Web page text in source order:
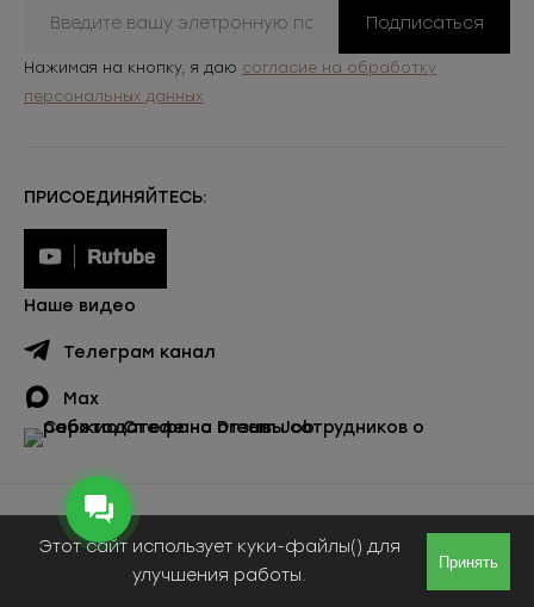
Подписаться
Нажимая на кнопку, я даю согласие на обработку
персональных данных
ПРИСОЕДИНЯЙТЕСЬ:
Наше видео
Телеграм канал
Max
Публичная оферта
© ООО «Сержио Стефано», 2026
Этот сайт использует куки-файлы() для
улучшения работы.
Принять